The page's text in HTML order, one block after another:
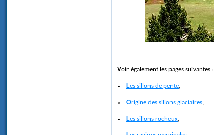
Voir également les pages suivantes :
Les sillons de pente
Origine des sillons glaciaires
Les sillons rocheux